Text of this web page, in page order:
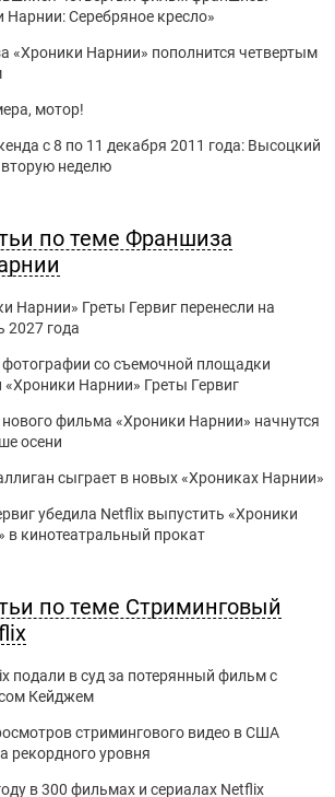
Нарнии: Серебряное кресло»
«Хроники Нарнии» пополнится четвертым
мотор!
с 8 по 11 декабря 2011 года: Высоцкий
вторую неделю
по теме Франшиза
Нарнии» Греты Гервиг перенесли на
2027 года
со съемочной площадки
«Хроники Нарнии» Греты Гервиг
фильма «Хроники Нарнии» начнутся
осени
сыграет в новых «Хрониках Нарнии»
убедила Netflix выпустить «Хроники
в кинотеатральный прокат
по теме Стриминговый
подали в суд за потерянный фильм с
Кейджем
стримингового видео в США
рекордного уровня
в 300 фильмах и сериалах Netflix